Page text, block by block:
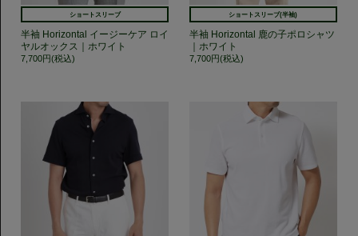
ショートスリーブ
半袖 Horizontal イージーケア ロイ
ヤルオックス｜ホワイト
7,700円(税込)
ショートスリーブ(半袖)
半袖 Horizontal 鹿の子ポロシャツ
｜ホワイト
7,700円(税込)